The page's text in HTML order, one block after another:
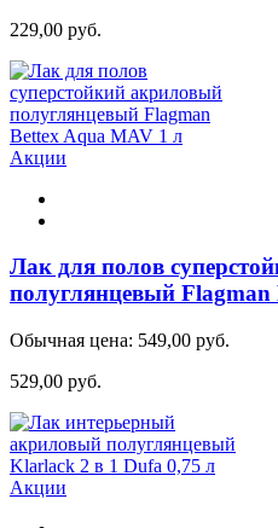
229,00 руб.
Акции
Лак для полов
полуглянцевый
Обычная цена: 549,00 руб.
529,00 руб.
Акции